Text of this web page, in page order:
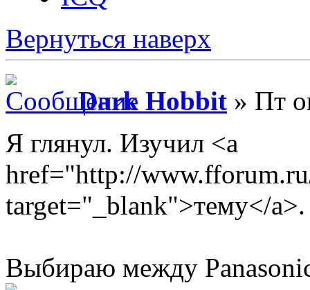
Вернуться наверх
Dark Hobbit » Пт
Я глянул. Изучил <a
href="http://
target="_blank">тему</a>.
Выбираю между